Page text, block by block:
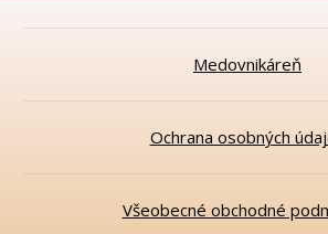
Medovnikáreň
Ochrana osobných
Všeobecné obchodné